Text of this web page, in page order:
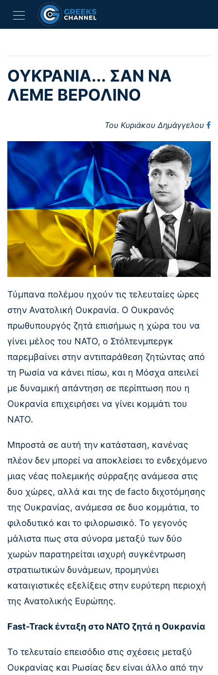
ΟΥΚΡΑΝΙΑ... ΣΑΝ ΝΑ
ΛΕΜΕ ΒΕΡΟΛΙΝΟ
Του Κυριάκου Δημάγγελου
Τύμπανα πολέμου ηχούν τις τελευταίες ώρες
στην Ανατολική Ουκρανία. Ο Ουκρανός
πρωθυπουργός ζητά επισήμως η χώρα του να
γίνει μέλος του ΝΑΤΟ, ο Στόλτενμπεργκ
παρεμβαίνει στην αντιπαράθεση ζητώντας από
τη Ρωσία να κάνει πίσω, και η Μόσχα απειλεί
με δυναμική απάντηση σε περίπτωση που η
Ουκρανία επιχειρήσει να γίνει κομμάτι του
ΝΑΤΟ.
Μπροστά σε αυτή την κατάσταση, κανένας
πλέον δεν μπορεί να αποκλείσει το ενδεχόμενο
μιας νέας πολεμικής σύρραξης ανάμεσα στις
δυο χώρες, αλλά και της de facto διχοτόμησης
της Ουκρανίας, ανάμεσα σε δυο κομμάτια, το
φιλοδυτικό και το φιλορωσικό. Το γεγονός
μάλιστα πως στα σύνορα μεταξύ των δύο
χωρών παρατηρείται ισχυρή συγκέντρωση
στρατιωτικών δυνάμεων, προμηνύει
καταιγιστικές εξελίξεις στην ευρύτερη περιοχή
της Ανατολικής Ευρώπης.
Fast-Track ένταξη στο ΝΑΤΟ ζητά η Ουκρανία
Το τελευταίο επεισόδιο στις σχέσεις μεταξύ
Ουκρανίας και Ρωσίας δεν είναι άλλο από την